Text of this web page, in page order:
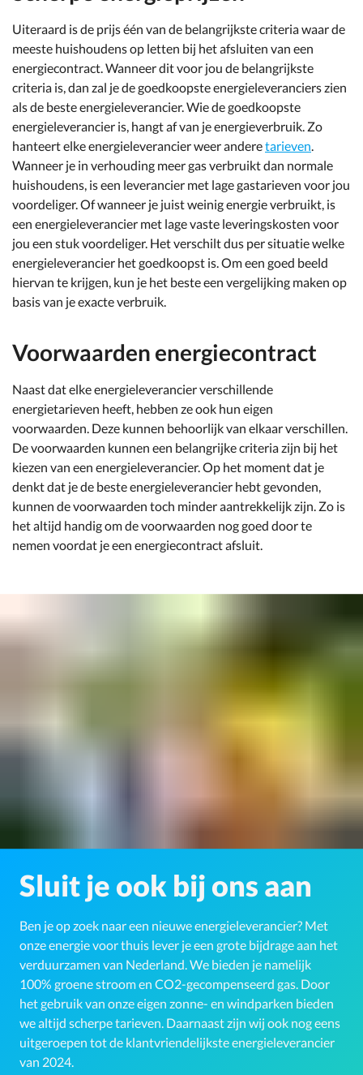
Uiteraard is de prijs één van de belangrijkste criteria waar de
meeste huishoudens op letten bij het afsluiten van een
energiecontract. Wanneer dit voor jou de belangrijkste
criteria is, dan zal je de goedkoopste energieleveranciers zien
als de beste energieleverancier. Wie de goedkoopste
energieleverancier is, hangt af van je energieverbruik. Zo
hanteert elke energieleverancier weer anderetarieven
Wanneer je in verhouding meer gas verbruikt dan normale
huishoudens, is een leverancier met lage gastarieven voor jou
voordeliger. Of wanneer je juist weinig energie verbruikt, is
een energieleverancier met lage vaste leveringskosten voor
jou een stuk voordeliger. Het verschilt dus per situatie welke
energieleverancier het goedkoopst is. Om een goed beeld
hiervan te krijgen, kun je het beste een vergelijking maken op
basis van je exacte verbruik.
Voorwaarden energiecontract
Naast dat elke energieleverancier verschillende
energietarieven heeft, hebben ze ook hun eigen
voorwaarden. Deze kunnen behoorlijk van elkaar verschillen.
De voorwaarden kunnen een belangrijke criteria zijn bij het
kiezen van een energieleverancier. Op het moment dat je
denkt dat je de beste energieleverancier hebt gevonden,
kunnen de voorwaarden toch minder aantrekkelijk zijn. Zo is
het altijd handig om de voorwaarden nog goed door te
nemen voordat je een energiecontract afsluit.
Sluit je ook bij ons aan
Ben je op zoek naar een nieuwe energieleverancier? Met
onze energie voor thuis lever je een grote bijdrage aan het
verduurzamen van Nederland. We bieden je namelijk
100% groene stroom en CO2-gecompenseerd gas. Door
het gebruik van onze eigen zonne- en windparken bieden
we altijd scherpe tarieven. Daarnaast zijn wij ook nog eens
uitgeroepen tot de klantvriendelijkste energieleverancier
van 2024.